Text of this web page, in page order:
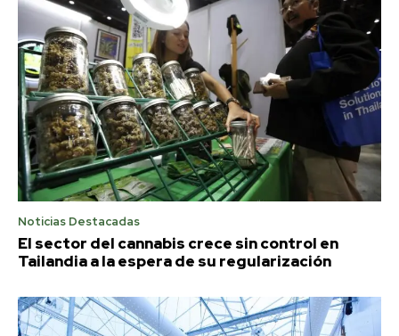
Noticias Destacadas
El sector del cannabis crece sin control en
Tailandia a la espera de su regularización